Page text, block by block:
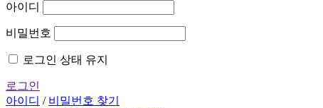
아이디
비밀번호
로그인 상태 유지
로그인
아이디 / 비밀번호 찾기